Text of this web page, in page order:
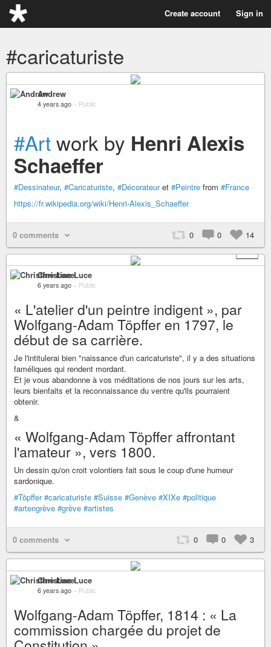
Create account Sign in
#caricaturiste
Andrew
4 years ago – Public
#Artwork by Henri Alexis
Schaeffer
#Dessinateur, #Caricaturiste, #Décorateuret #Peintre from #France
https://fr.wikipedia.org/wiki/Henri-Alexis_Schaeffer
0 comments 0 0
14
+ 1
Christine Luce
6 years ago – Public
« L'atelier d'un peintre indigent », par
Wolfgang-Adam Töpffer en 1797, le
début de sa carrière.
Je l'intitulerai bien "naissance d'un caricaturiste", il y a des situations
faméliques qui rendent mordant.
Et je vous abandonne à vos méditations de nos jours sur les arts,
leurs bienfaits et la reconnaissance du ventre qu'ils pourraient
obtenir.
&
« Wolfgang-Adam Töpffer affrontant
l'amateur », vers 1800.
Un dessin qu'on croit volontiers fait sous le coup d'une humeur
sardonique.
#Töpffer #caricaturiste #Suisse #Genève #XIXe #politique
#artengrève #grève #artistes
0 comments 0 0 3
Christine Luce
6 years ago – Public
Wolfgang-Adam Töpffer, 1814 : « La
commission chargée du projet de